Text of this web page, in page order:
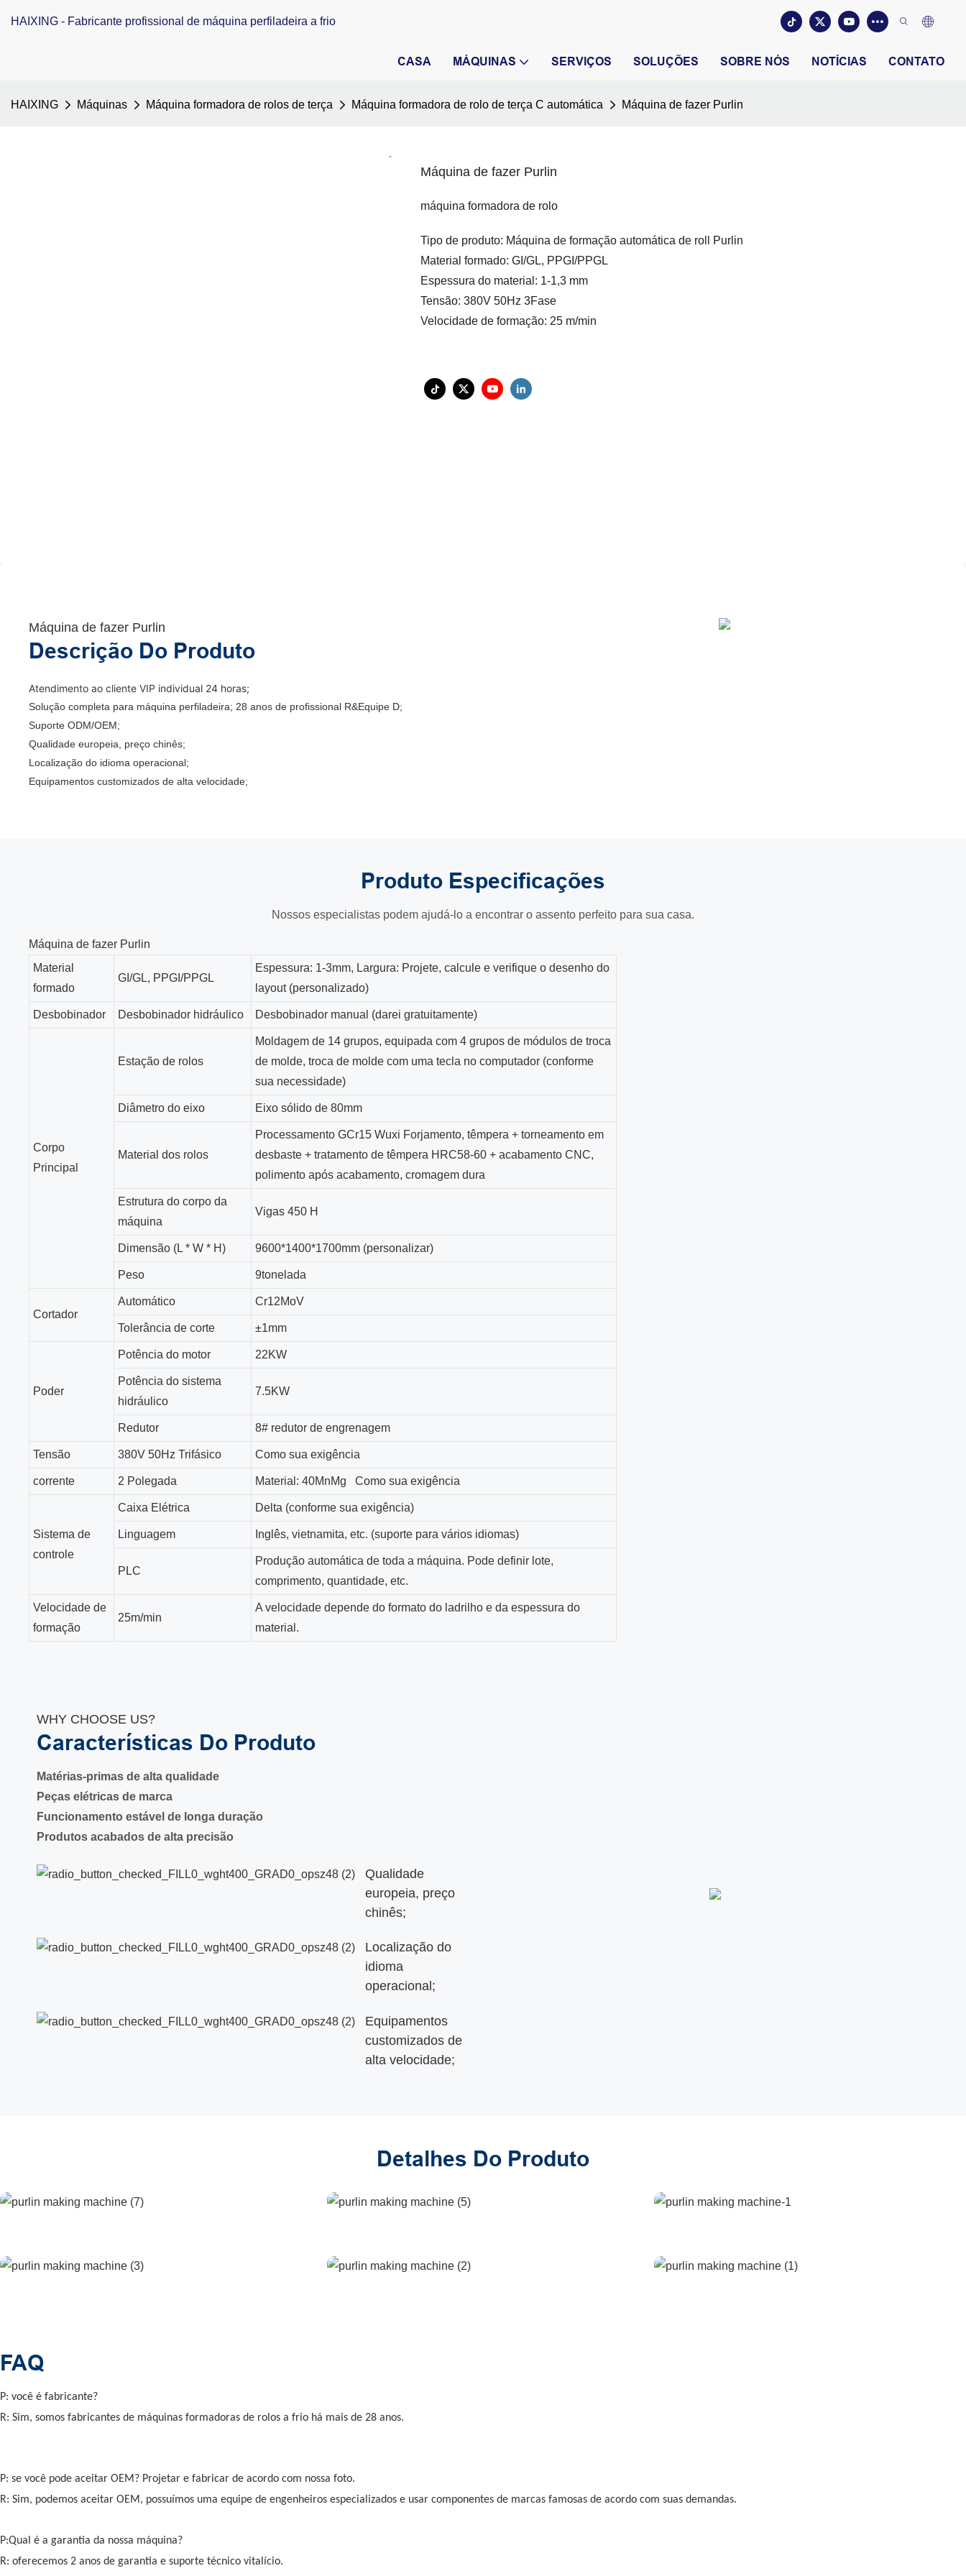
HAIXING - Fabricante profissional de máquina perfiladeira a frio
CASA MÁQUINAS SERVIÇOS SOLUÇÕES SOBRE NÓS NOTÍCIAS CONTATO
HAIXING Máquinas Máquina formadora de rolos de terça Máquina formadora de rolo de terça C automática Máquina de fazer Purlin
Máquina de fazer Purlin
máquina formadora de rolo
Tipo de produto: Máquina de formação automática de roll Purlin
Material formado: GI/GL, PPGI/PPGL
Espessura do material: 1-1,3 mm
Tensão: 380V 50Hz 3Fase
Velocidade de formação: 25 m/min
Máquina de fazer Purlin
Descrição Do Produto
Atendimento ao cliente VIP individual 24 horas;
Solução completa para máquina perfiladeira; 28 anos de profissional R&Equipe D;
Suporte ODM/OEM;
Qualidade europeia, preço chinês;
Localização do idioma operacional;
Equipamentos customizados de alta velocidade;
Produto Especificações
Nossos especialistas podem ajudá-lo a encontrar o assento perfeito para sua casa.
Máquina de fazer Purlin
Material
formado
GI/GL, PPGI/PPGL
Espessura: 1-3mm, Largura: Projete, calcule e verifique o desenho do
layout (personalizado)
Desbobinador Desbobinador hidráulico Desbobinador manual (darei gratuitamente)
Corpo
Principal
Estação de rolos
Moldagem de 14 grupos, equipada com 4 grupos de módulos de troca
de molde, troca de molde com uma tecla no computador (conforme
sua necessidade)
Diâmetro do eixo Eixo sólido de 80mm
Material dos rolos
Processamento GCr15 Wuxi Forjamento, têmpera + torneamento em
desbaste + tratamento de têmpera HRC58-60 + acabamento CNC,
polimento após acabamento, cromagem dura
Estrutura do corpo da
máquina
Vigas 450 H
Dimensão (L * W * H) 9600*1400*1700mm (personalizar)
Peso 9tonelada
Cortador
Automático Cr12MoV
Tolerância de corte ±1mm
Poder
Potência do motor 22KW
Potência do sistema
hidráulico
7.5KW
Redutor 8# redutor de engrenagem
Tensão 380V 50Hz Trifásico Como sua exigência
corrente 2 Polegada Material: 40MnMg Como sua exigência
Sistema de
controle
Caixa Elétrica Delta (conforme sua exigência)
Linguagem Inglês, vietnamita, etc. (suporte para vários idiomas)
PLC
Produção automática de toda a máquina. Pode definir lote,
comprimento, quantidade, etc.
Velocidade de
formação
25m/min
A velocidade depende do formato do ladrilho e da espessura do
material.
WHY CHOOSE US?
Características Do Produto
Matérias-primas de alta qualidade
Peças elétricas de marca
Funcionamento estável de longa duração
Produtos acabados de alta precisão
Qualidade
europeia, preço
chinês;
Localização do
idioma
operacional;
Equipamentos
customizados de
alta velocidade;
Detalhes Do Produto
FAQ
P: você é fabricante?
R: Sim, somos fabricantes de máquinas formadoras de rolos a frio há mais de 28 anos.
P: se você pode aceitar OEM? Projetar e fabricar de acordo com nossa foto.
R: Sim, podemos aceitar OEM, possuímos uma equipe de engenheiros especializados e usar componentes de marcas famosas de acordo com suas demandas.
P:Qual é a garantia da nossa máquina?
R: oferecemos 2 anos de garantia e suporte técnico vitalício.